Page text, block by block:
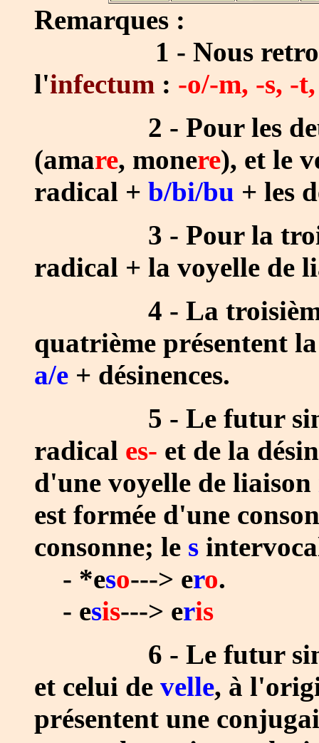
Remarques :
1 - Nous
l'infectum : -o/-m, -s, -
2 - Pour les deux
(amare, monere), et le
radical + b/bi/bu + les
3 - Pour la
radical + la voyelle de
4 - La troisième
quatrième présentent
a/e + désinences.
5 - Le futur
radical es- et de la
d'une voyelle de liaison
est formée d'une
consonne; le s
- *eso---> ero.
- esis---> eris
6 - Le futur
et celui de velle, à
présentent une